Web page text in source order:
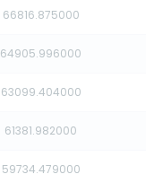
66816.875000
64905.996000
63099.404000
61381.982000
59734.479000